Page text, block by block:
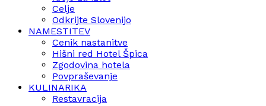
Celje
Odkrijte Slovenijo
NAMESTITEV
Cenik nastanitve
Hišni red Hotel Špica
Zgodovina hotela
Povpraševanje
KULINARIKA
Restavracija